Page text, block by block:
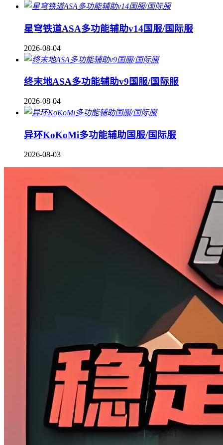
星穹铁道ASA多功能辅助v14国服/国际服
2026-08-04
终末地ASA多功能辅助v9国服/国际服
2026-08-04
异环KoKoMi多功能辅助国服/国际服
2026-08-03